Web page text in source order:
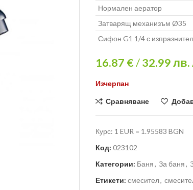
Нормален аератор
Затварящ механизъм Ø35
Сифон G1 1/4 с изпразнител
16.87 €/32.99лв.
Изчерпан
Сравняване
Курс: 1 EUR = 1.95583 BGN
Код: 023102
Категории: Баня, За баня,
Етикети: смесител,